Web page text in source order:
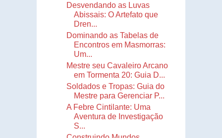
Desvendando as Luvas
Abissais: O Artefato que
Dren...
Dominando as Tabelas de
Encontros em Masmorras:
Um...
Mestre seu Cavaleiro Arcano
em Tormenta 20: Guia D...
Soldados e Tropas: Guia do
Mestre para Gerenciar P...
A Febre Cintilante: Uma
Aventura de Investigação
S...